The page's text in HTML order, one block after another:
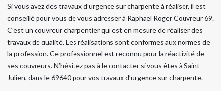
Si vous avez des travaux d’urgence sur charpente à réaliser, il est
conseillé pour vous de vous adresser à Raphael Roger Couvreur 69.
C’est un couvreur charpentier qui est en mesure de réaliser des
travaux de qualité. Les réalisations sont conformes aux normes de
la profession. Ce professionnel est reconnu pour la réactivité de
ses couvreurs. N’hésitez pas à le contacter si vous êtes à Saint
Julien, dans le 69640 pour vos travaux d’urgence sur charpente.